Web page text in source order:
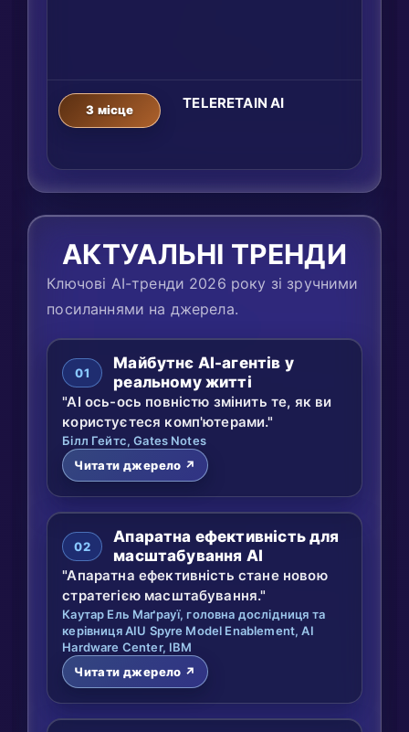
3 місце TELERETAIN AI
АКТУАЛЬНІ ТРЕНДИ
Ключові AI-тренди 2026 року зі зручними
посиланнями на джерела.
01
Майбутнє AI-агентів у
реальному житті
"AI ось-ось повністю змінить те, як ви
користуєтеся комп'ютерами."
Білл Гейтс, Gates Notes
Читати джерело ↗
02
Апаратна ефективність для
масштабування AI
"Апаратна ефективність стане новою
стратегією масштабування."
Каутар Ель Маґрауї, головна дослідниця та
керівниця AIU Spyre Model Enablement, AI
Hardware Center, IBM
Читати джерело ↗